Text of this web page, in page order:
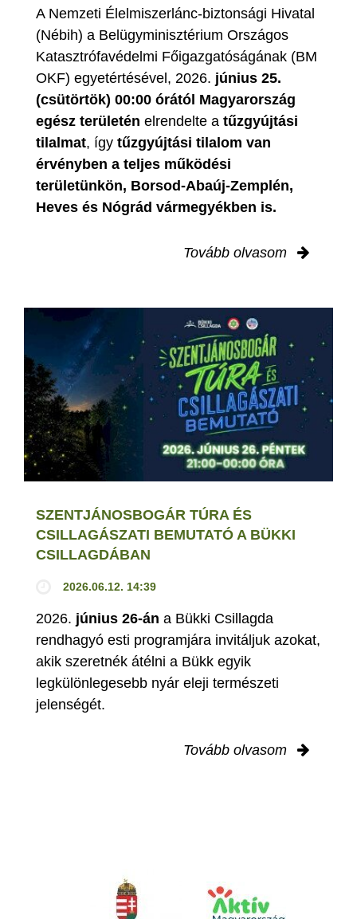
A Nemzeti Élelmiszerlánc-biztonsági Hivatal
(Nébih) a Belügyminisztérium Országos
Katasztrófavédelmi Főigazgatóságának (BM
OKF) egyetértésével, 2026. június 25.
(csütörtök) 00:00 órától Magyarország
egész területén elrendelte a tűzgyújtási
tilalmat, így tűzgyújtási tilalom van
érvényben a teljes működési
területünkön, Borsod-Abaúj-Zemplén,
Heves és Nógrád vármegyékben is.
Tovább olvasom
SZENTJÁNOSBOGÁR TÚRA ÉS
CSILLAGÁSZATI BEMUTATÓ A BÜKKI
CSILLAGDÁBAN
2026.06.12. 14:39
2026. június 26-án a Bükki Csillagda
rendhagyó esti programjára invitáljuk azokat,
akik szeretnék átélni a Bükk egyik
legkülönlegesebb nyár eleji természeti
jelenségét.
Tovább olvasom